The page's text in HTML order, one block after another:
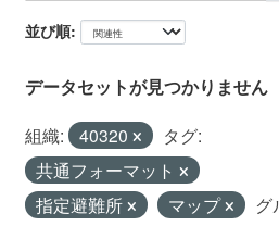
並び順
データセットが見つかりません
組織: 40320
タグ:
共通フォーマット
指定避難所
マップ
グ